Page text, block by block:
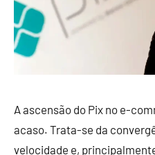
A ascensão do Pix no e-
acaso. Trata-se da
velocidade e,